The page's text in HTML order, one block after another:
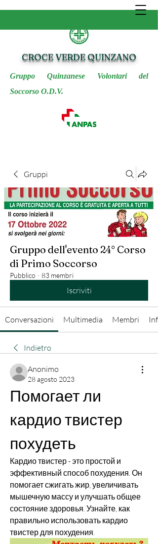
CROCE VERDE QUINZANO
Gruppo Quinzanese Volontari del
Soccorso O.D.V.
Gruppi
Gruppo dell'evento 24° Corso
di Primo Soccorso
Pubblico · 83 membri
Iscriviti
Conversazioni Multimedia Membri Info
Indietro
Anonimo
28 agosto 2023
Помогает ли
кардио твистер
похудеть
Кардио твистер - это простой и
эффективный способ похудения. Он
помогает сжигать жир, увеличивать
мышечную массу и улучшать общее
состояние здоровья. Узнайте, как
правильно использовать кардио
твистер для похудения.